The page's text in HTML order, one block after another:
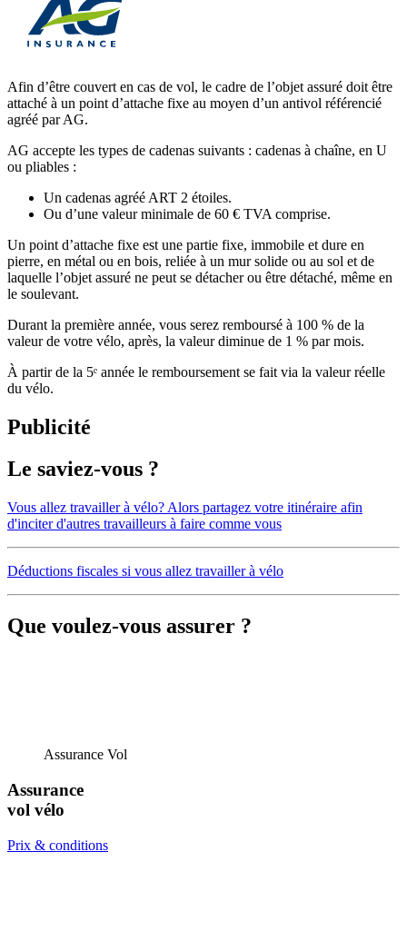
Afin d’être couvert en cas de vol, le cadre de l’objet assuré doit être
attaché à un point d’attache fixe au moyen d’un antivol référencié
agréé par AG.
AG accepte les types de cadenas suivants : cadenas à chaîne, en U
ou pliables :
Un cadenas agréé ART 2 étoiles.
Ou d’une valeur minimale de 60 € TVA comprise.
Un point d’attache fixe est une partie fixe, immobile et dure en
pierre, en métal ou en bois, reliée à un mur solide ou au sol et de
laquelle l’objet assuré ne peut se détacher ou être détaché, même en
le soulevant.
Durant la première année, vous serez remboursé à 100 % de la
valeur de votre vélo, après, la valeur diminue de 1 % par mois.
À partir de la 5ᵉ année le remboursement se fait via la valeur réelle
du vélo.
Publicité
Le saviez-vous ?
Vous allez travailler à vélo? Alors partagez votre itinéraire afin
d'inciter d'autres travailleurs à faire comme vous
Déductions fiscales si vous allez travailler à vélo
Que voulez-vous assurer ?
Assurance Vol
Assurance
vol vélo
Prix & conditions